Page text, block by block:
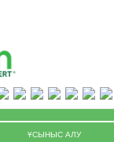
ҰСЫНЫС АЛУ